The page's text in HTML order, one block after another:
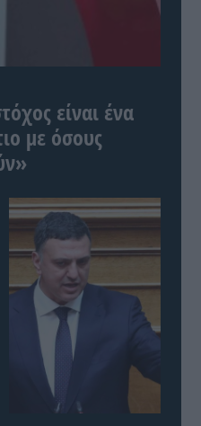
είναι ένα
με όσους